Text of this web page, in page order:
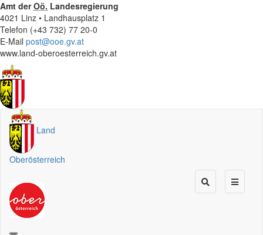
Amt derOö. Landesregierung
4021 Linz • Landhausplatz 1
Telefon (+43 732) 77 20-0
E-Mail post@ooe.gv.at
www.land-oberoesterreich.gv.at
Land
Oberösterreich